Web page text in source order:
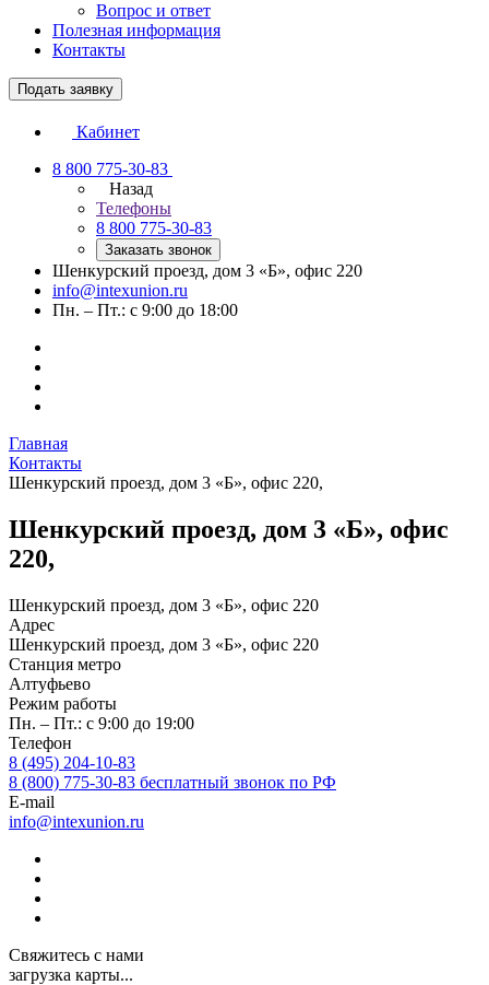
Вопрос и ответ
Полезная информация
Контакты
Подать заявку
Кабинет
8 800 775-30-83
Назад
Телефоны
8 800 775-30-83
Заказать звонок
Шенкурский проезд, дом 3 «Б», офис 220
info@intexunion.ru
Пн. – Пт.: с 9:00 до 18:00
Главная
Контакты
Шенкурский проезд, дом 3 «Б», офис 220,
Шенкурский проезд, дом 3 «Б», офис
220,
Шенкурский проезд, дом 3 «Б», офис 220
Адрес
Шенкурский проезд, дом 3 «Б», офис 220
Станция метро
Алтуфьево
Режим работы
Пн. – Пт.: с 9:00 до 19:00
Телефон
8 (495) 204-10-83
8 (800) 775-30-83 бесплатный звонок по РФ
E-mail
info@intexunion.ru
Свяжитесь с нами
загрузка карты...